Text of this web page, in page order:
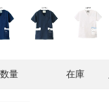
数量 在庫